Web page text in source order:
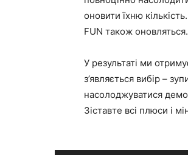
оновити їхню
FUN також оновляться.
У результаті ми
з’являється вибір –
насолоджуватися
Зіставте всі плюси і